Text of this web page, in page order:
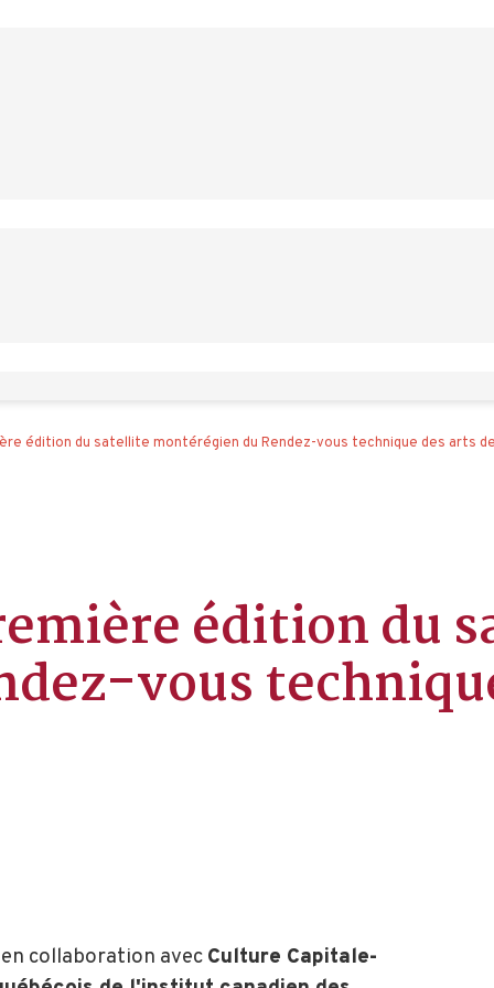
édition du satellite montérégien du Rendez-vous technique des arts
édition du
vous
collaboration avec Culture Capitale-